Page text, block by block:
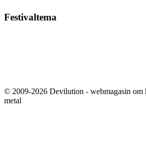
Festivaltema
© 2009-2026 Devilution - webmagasin om
metal